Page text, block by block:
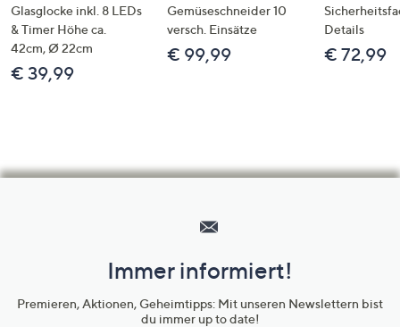
Glasglocke inkl. 8 LEDs
& Timer Höhe ca.
42cm, Ø 22cm
€ 39,99
Gemüseschneider 10
versch. Einsätze
€ 99,99
Details
€ 72,99
Unternehmensinformationen
Immer informiert!
Premieren, Aktionen, Geheimtipps: Mit unseren Newslettern bist
du immer up to date!